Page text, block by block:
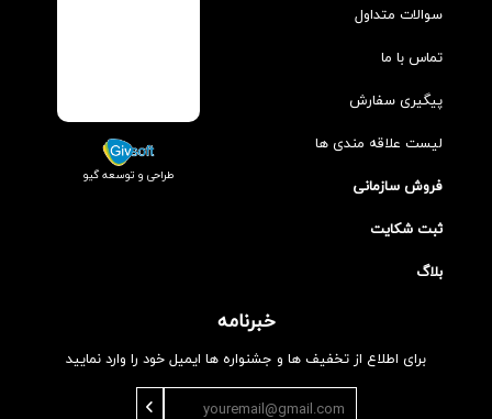
سوالات متداول
تماس با ما
پیگیری سفارش
لیست علاقه مندی ها
فروش سازمانی
ثبت شکایت
بلاگ
طراحی و توسعه گیو
خبرنامه
برای اطلاع از تخفیف ها و جشنواره ها ایمیل خود را وارد نمایید